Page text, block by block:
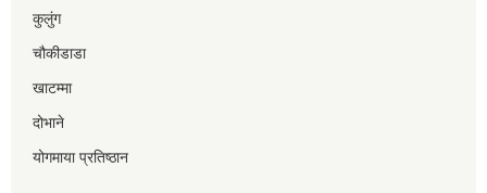
कुलुंग
चौकीडाडा
खाटम्मा
दोभाने
योगमाया प्रतिष्ठान